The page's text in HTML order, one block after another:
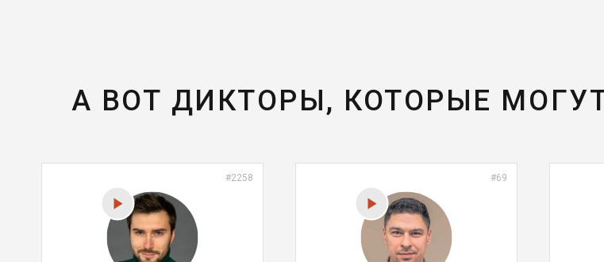
А ВОТ ДИКТОРЫ, КОТОРЫЕ
#2258 #69